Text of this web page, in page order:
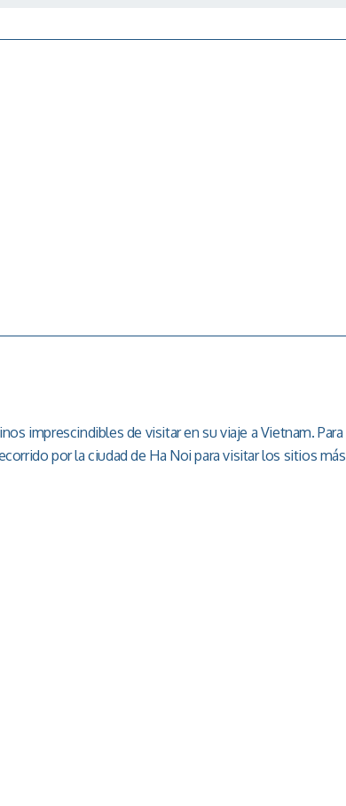
imprescindibles de visitar en su viaje a Vietnam. Para
por la ciudad de Ha Noi para visitar los sitios más